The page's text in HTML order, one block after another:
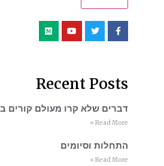
Recent Posts
דברים שלא קרו מעולם קורים
Read More »
התחלות וסיומים
Read More »